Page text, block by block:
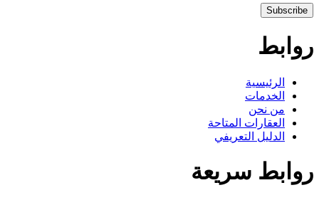
الرئيسية
الخدمات
من نحن
العقارات المتاحة
الدليل التعريفي
سريعة